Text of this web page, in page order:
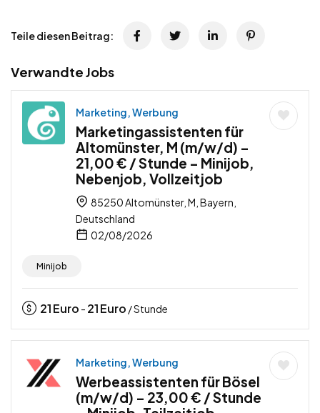
Teile diesen Beitrag:
Verwandte Jobs
Marketing, Werbung
Marketingassistenten für
Altomünster, M (m/w/d) –
21,00 € / Stunde – Minijob,
Nebenjob, Vollzeitjob
85250 Altomünster, M, Bayern,
Deutschland
02/08/2026
Minijob
21Euro - 21Euro / Stunde
Marketing, Werbung
Werbeassistenten für Bösel
(m/w/d) – 23,00 € / Stunde